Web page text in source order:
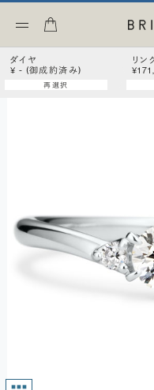
ダイヤ
¥ - (御成約済み)
再選択
リン